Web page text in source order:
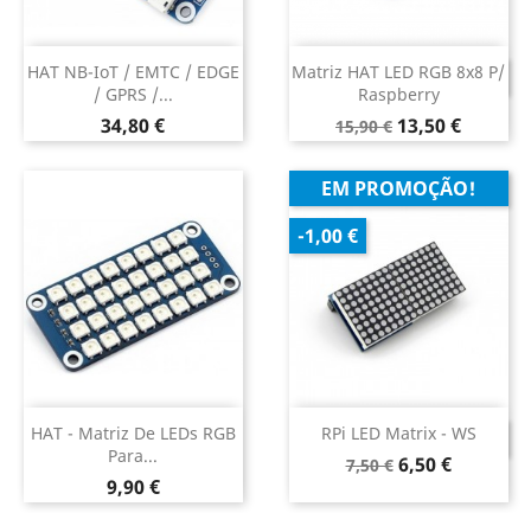
HAT NB-IoT / EMTC / EDGE
/ GPRS /...
Preço
34,80 €
Matriz HAT LED RGB 8x8 P/
Raspberry
Preço
normal
15,90 € Preço
13,50 €
DESCONTINUADO
HAT - Matriz De LEDs RGB
Para...
Preço
9,90 €
RPi LED Matrix - WS
Preço
7,50 € Preço
6,50 €
DESCONTINUADO
EM PROMOÇÃO!
-1,00 €